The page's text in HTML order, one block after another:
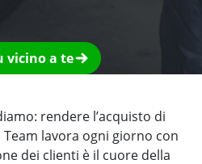
vicino a te
rendere l’acquisto di
lavora ogni giorno con
dei clienti è il cuore della